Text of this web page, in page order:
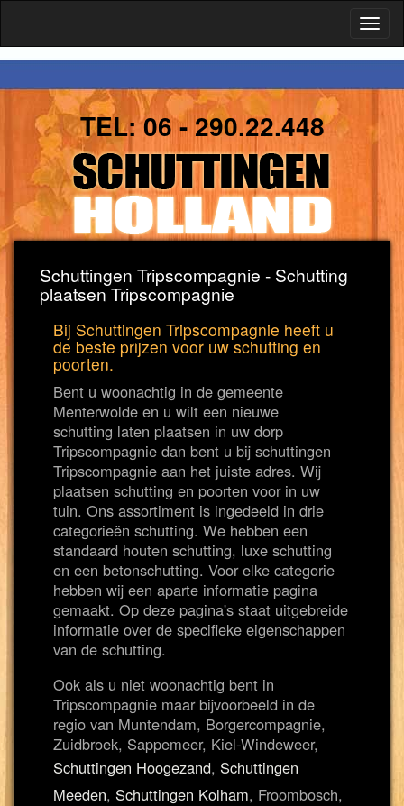
TEL:06 - 290.22.448
Schuttingen Tripscompagnie - Schutting
plaatsen Tripscompagnie
Bij Schuttingen Tripscompagnie heeft u
de beste prijzen voor uw schutting en
poorten.
Bent u woonachtig in de gemeente
Menterwolde en u wilt een nieuwe
schutting laten plaatsen in uw dorp
Tripscompagnie dan bent u bij schuttingen
Tripscompagnie aan het juiste adres. Wij
plaatsen schutting en poorten voor in uw
tuin. Ons assortiment is ingedeeld in drie
categorieën schutting. We hebben een
standaard houten schutting, luxe schutting
en een betonschutting. Voor elke categorie
hebben wij een aparte informatie pagina
gemaakt. Op deze pagina's staat uitgebreide
informatie over de specifieke eigenschappen
van de schutting.
Ook als u niet woonachtig bent in
Tripscompagnie maar bijvoorbeeld in de
regio van Muntendam, Borgercompagnie,
Zuidbroek, Sappemeer, Kiel-Windeweer,
Schuttingen Hoogezand, Schuttingen
Meeden, Schuttingen Kolham, Froombosch,